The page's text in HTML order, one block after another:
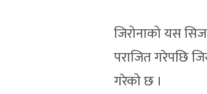
जिरोनाको यस
पराजित गरेपछि
गरेको छ ।